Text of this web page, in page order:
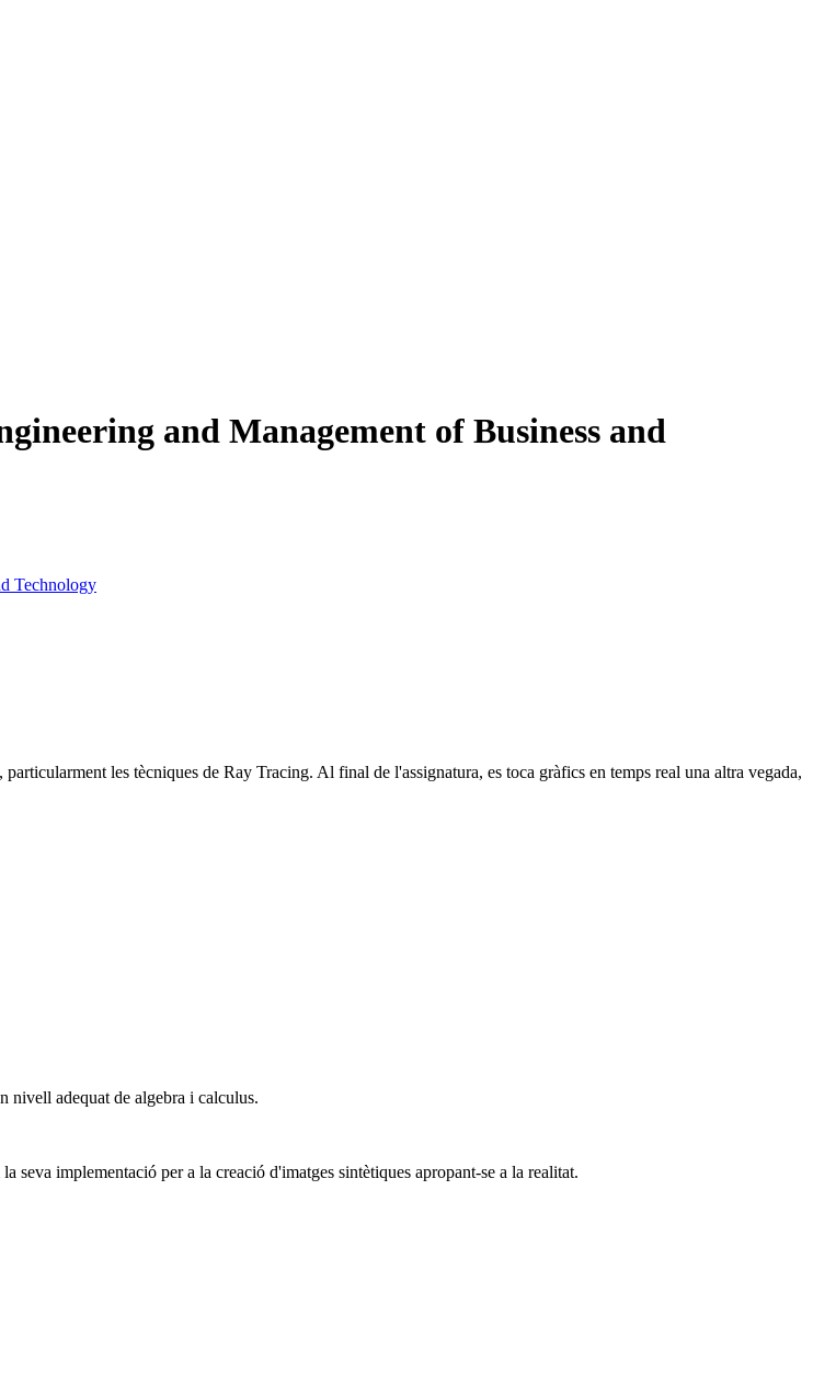
and Management of Business and
Technology
les tècniques de Ray Tracing. Al final de l'assignatura, es toca gràfics en temps real una altra vegada,
nivell adequat de algebra i calculus.
implementació per a la creació d'imatges sintètiques apropant-se a la realitat.